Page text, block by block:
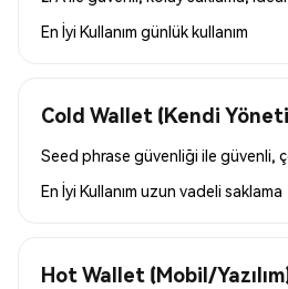
En İyi Kullanım günlük kullanım
Cold Wallet (Kendi
Seed phrase güvenliği ile güvenli,
En İyi Kullanım uzun vadeli saklama
Hot Wallet (Mobil/